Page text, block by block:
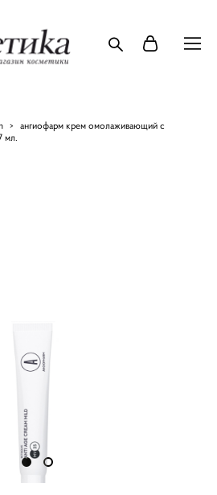
> ангиофарм крем омолаживающий с
мл.